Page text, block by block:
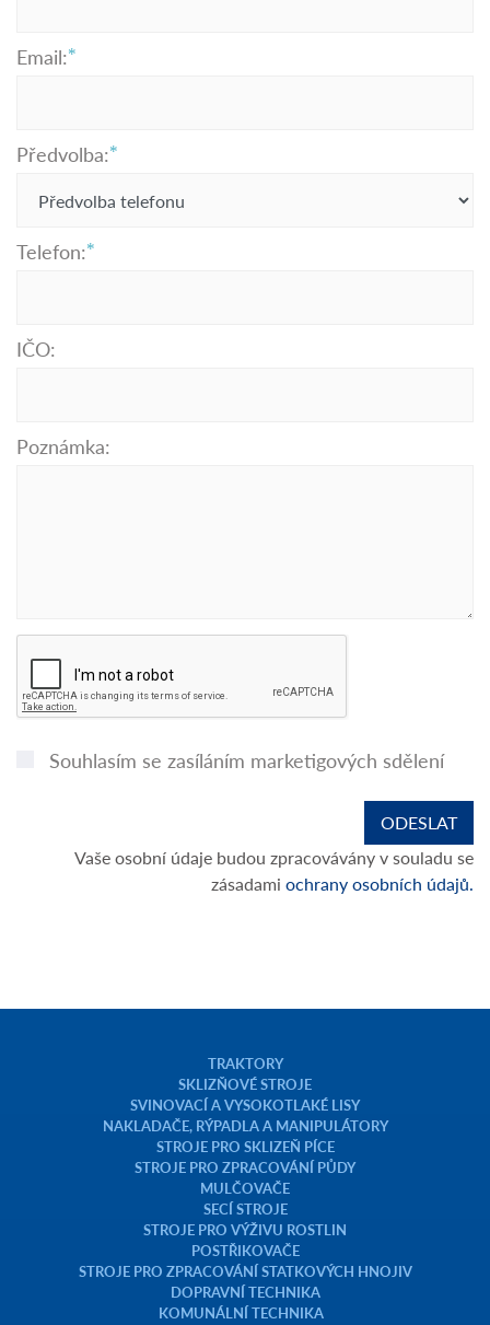
Email:
Předvolba:
Telefon:
IČO:
Poznámka:
Souhlasím se zasíláním marketigových sdělení
Vaše osobní údaje budou zpracovávány v souladu se
zásadami ochrany osobních údajů.
TRAKTORY
SKLIZŇOVÉ STROJE
SVINOVACÍ A VYSOKOTLAKÉ LISY
NAKLADAČE, RÝPADLA A MANIPULÁTORY
STROJE PRO SKLIZEŇ PÍCE
STROJE PRO ZPRACOVÁNÍ PŮDY
MULČOVAČE
SECÍ STROJE
STROJE PRO VÝŽIVU ROSTLIN
POSTŘIKOVAČE
STROJE PRO ZPRACOVÁNÍ STATKOVÝCH HNOJIV
DOPRAVNÍ TECHNIKA
KOMUNÁLNÍ TECHNIKA